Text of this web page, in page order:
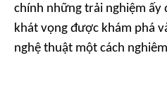
chính những trải nghiệm
khát vọng được khám phá
nghệ thuật một cách